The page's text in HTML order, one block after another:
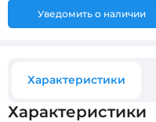
Уведомить о наличии
Характеристики
Характеристики